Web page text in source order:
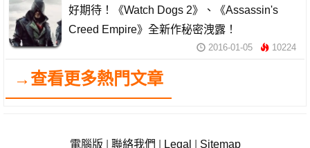
好期待！《Watch Dogs 2》、《Assassin's
Creed Empire》全新作秘密洩露！
2016-01-05 10224
→查看更多熱門文章
電腦版 聯絡我們 Legal Sitemap